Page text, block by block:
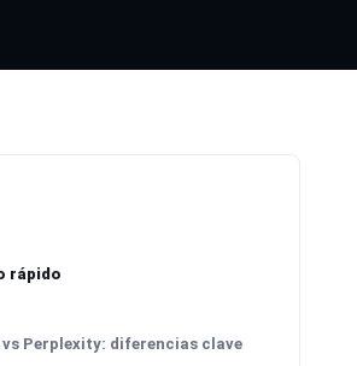
rápido
vs Perplexity: diferencias clave